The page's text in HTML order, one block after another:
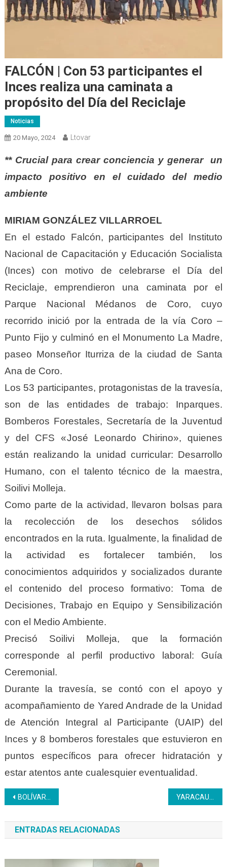
FALCÓN | Con 53 participantes el
Inces realiza una caminata a
propósito del Día del Reciclaje
Noticias
20 Mayo, 2024 Ltovar
** Crucial para crear conciencia y generar un
impacto positivo en el cuidado del medio
ambiente
MIRIAM GONZÁLEZ VILLARROEL
En el estado Falcón, participantes del Instituto
Nacional de Capacitación y Educación Socialista
(Inces) con motivo de celebrarse el Día del
Reciclaje, emprendieron una caminata por el
Parque Nacional Médanos de Coro, cuyo
recorrido inició por la entrada de la vía Coro –
Punto Fijo y culminó en el Monumento La Madre,
paseo Monseñor Iturriza de la ciudad de Santa
Ana de Coro.
Los 53 participantes, protagonistas de la travesía,
son de las entidades de trabajo: Inparques.
Bomberos Forestales, Secretaría de la Juventud
y del CFS «José Leonardo Chirino», quienes
están realizando la unidad curricular: Desarrollo
Humano, con el talento técnico de la maestra,
Soilivi Molleja.
Como parte de la actividad, llevaron bolsas para
la recolección de los desechos sólidos
encontrados en la ruta. Igualmente, la finalidad de
la actividad es fortalecer también, los
conocimientos adquiridos y socializados durante
el contenido del proceso formativo: Toma de
Decisiones, Trabajo en Equipo y Sensibilización
con el Medio Ambiente.
Precisó Soilivi Molleja, que la formación
corresponde al perfil productivo laboral: Guía
Ceremonial.
Durante la travesía, se contó con el apoyo y
acompañamiento de Yared Andrade de la Unidad
de Atención Integral al Participante (UAIP) del
Inces y 8 bomberos forestales que estuvieron en
puntos específicos para ofrecer hidratación y
estar atentos ante cualesquier eventualidad.
Navegación
de
entradas
BOLÍVAR | CFS Manuel Piar abrió el perfil productivo Refrigeración a trabajadores de CVG Venalum
ENTRADAS RELACIONADAS